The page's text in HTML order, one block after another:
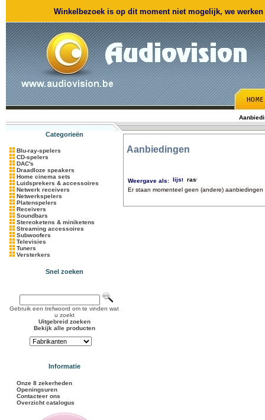
Winkelbezoek is op dit moment niet mogelijk, we
Categorieën
Blu-ray-spelers
CD-spelers
DAC's
Draadloze speakers
Home cinema sets
Luidsprekers & accessoires
Netwerk receivers
Netwerkspelers
Platenspelers
Receivers
Soundbars
Stereoketens & miniketens
Streaming accessoires
Subwoofers
Televisies
Tuners
Versterkers
Snel zoeken
Gebruik een trefwoord om te vinden wat
u zoekt
Uitgebreid zoeken
Bekijk alle producten
Informatie
Onze 8 zekerheden
Openingsuren
Contacteer ons
Overzicht catalogus
Aanbiedingen
Weergave als:
Er staan momenteel geen (andere) aanbiedingen